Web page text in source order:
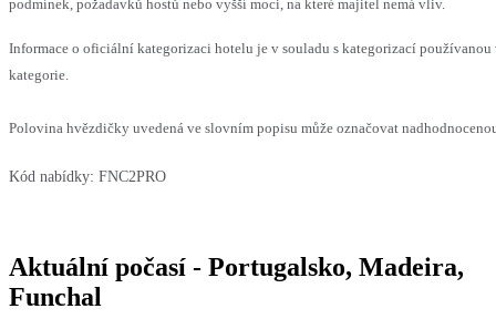
podmínek, požadavků hostů nebo vyšší moci, na které majitel nemá vliv.
Informace o oficiální kategorizaci hotelu je v souladu s kategorizací
kategorie.
Polovina hvězdičky uvedená ve slovním popisu může označovat
Kód nabídky: FNC2PRO
Aktuální počasí - Portugalsko, Madeira,
Funchal